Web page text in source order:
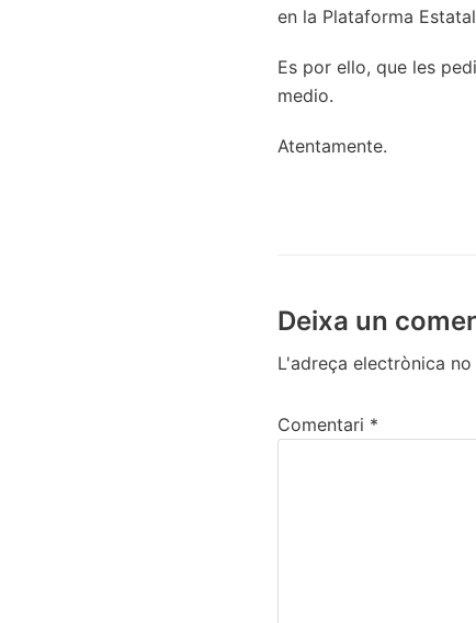
en la Plataforma
Es por ello, que les
medio.
Atentamente.
Deixa un
L'adreça electrònica
Comentari *